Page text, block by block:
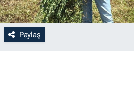
Paylaş
3.Sayfa
Medya